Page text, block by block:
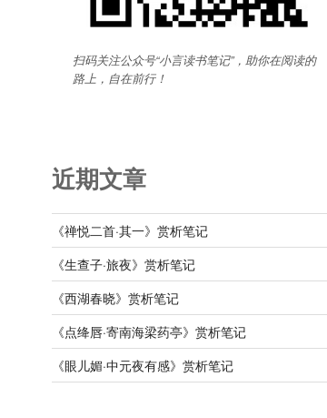
扫码关注公众号“小言读书笔记”，助你在阅读的
路上，自在前行！
近期文章
《禅悦二首·其一》赏析笔记
《生查子·旅夜》赏析笔记
《西湖春晓》赏析笔记
《点绛唇·寄南海梁药亭》赏析笔记
《眼儿媚·中元夜有感》赏析笔记